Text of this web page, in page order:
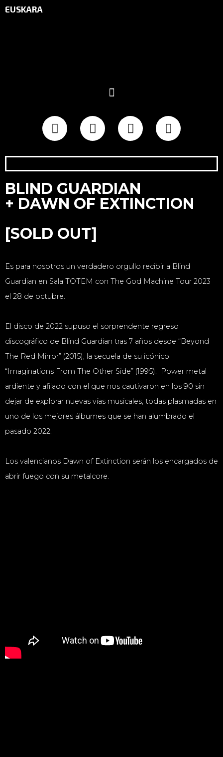
EUSKARA
BLIND GUARDIAN
+ DAWN OF EXTINCTION
[SOLD OUT]
Es para nosotros un verdadero orgullo recibir a Blind
Guardian en Sala TOTEM con The God Machine Tour 2023
el 28 de octubre.
El disco de 2022 supuso el sorprendente regreso
discográfico de Blind Guardian tras 7 años desde “Beyond
The Red Mirror” (2015), la secuela de su icónico
“Imaginations From The Other Side” (1995). Power metal
ardiente y afilado con el que nos cautivaron en los 90 sin
dejar de explorar nuevas vías musicales, todas plasmadas en
uno de los mejores álbumes que se han alumbrado el
pasado 2022.
Los valencianos Dawn of Extinction serán los encargados de
abrir fuego con su metalcore.